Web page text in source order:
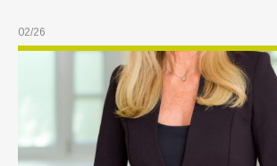
02/26